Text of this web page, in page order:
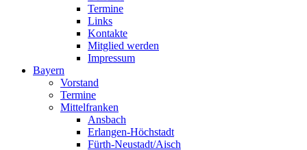
Termine
Links
Kontakte
Mitglied werden
Impressum
Bayern
Vorstand
Termine
Mittelfranken
Ansbach
Erlangen-Höchstadt
Fürth-Neustadt/Aisch